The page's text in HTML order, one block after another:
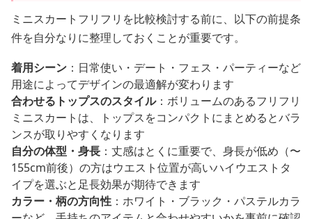
ミニスカートフリフリを比較検討する前に、以下の前提条
件を自分なりに整理しておくことが重要です。
着用シーン ：日常使い・デート・フェス・パーティーなど
用途によってデザインの最適解が変わります
合わせるトップスのスタイル：ボリュームのあるフリフリ
ミニスカートは、トップスをコンパクトにまとめるとバラ
ンスが取りやすくなります
自分の体型・身長 ：丈感はとくに重要で、身長が低め（〜
155cm前後）の方はウエスト位置が高いハイウエストタ
イプを選ぶと足長効果が期待できます
カラー・柄の方向性 ：ホワイト・ブラック・パステルカラ